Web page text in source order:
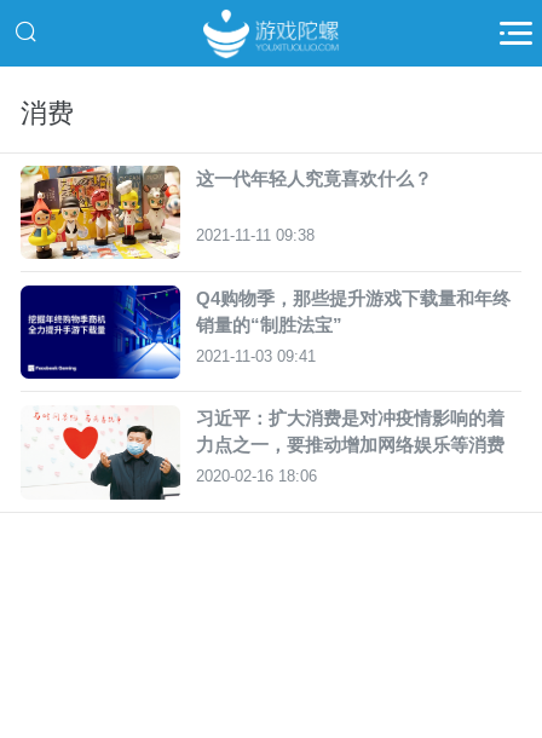
消费
这一代年轻人究竟喜欢什么？
2021-11-11 09:38
Q4购物季，那些提升游戏下载量和年终
销量的“制胜法宝”
2021-11-03 09:41
习近平：扩大消费是对冲疫情影响的着
力点之一，要推动增加网络娱乐等消费
2020-02-16 18:06